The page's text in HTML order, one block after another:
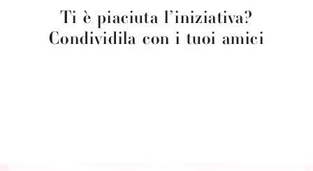
Ti è piaciuta l’iniziativa?
Condividila con i tuoi amici